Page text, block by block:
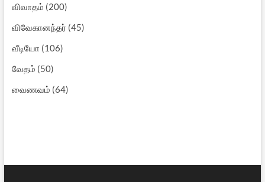
விவாதம் (200)
விவேகானந்தர் (45)
வீடியோ (106)
வேதம் (50)
வைணவம் (64)